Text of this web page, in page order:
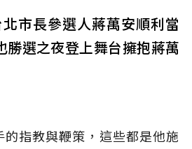
市長參選人蔣萬安順利當
選之夜登上舞台擁抱蔣萬
指教與鞭策，這些都是他施